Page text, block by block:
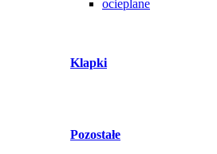
ocieplane
Klapki
Pozostałe